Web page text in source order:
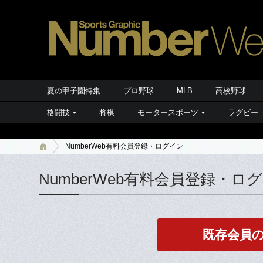
夏の甲子園特集 プロ野球 MLB 高校野球
格闘技 将棋 モータースポーツ ラグビー
NumberWeb有料会員登録・ログイン
NumberWeb有料会員登録・ロ
既存会員